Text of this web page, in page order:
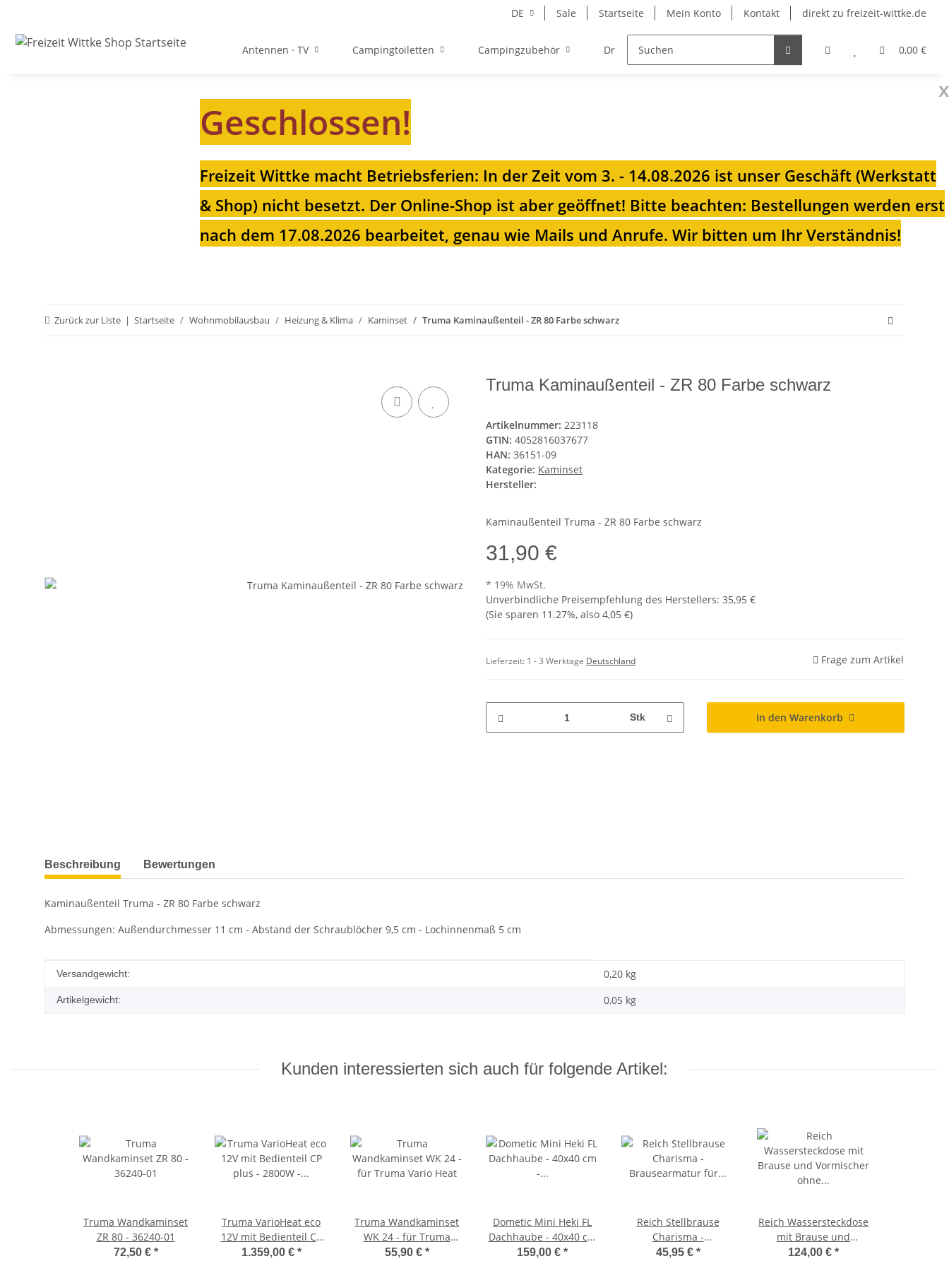
DE Sale Startseite Mein Konto Kontakt direkt zu freizeit-wittke.de
0,00 €
Antennen · TV Campingtoiletten Campingzubehör Drehkonsolen Heizungen für Ihren
x
Geschlossen!
Freizeit Wittke macht Betriebsferien: In der Zeit vom 3. - 14.08.2026 ist unser Geschäft (Werkstatt
& Shop) nicht besetzt. Der Online-Shop ist aber geöffnet! Bitte beachten: Bestellungen werden erst
nach dem 17.08.2026 bearbeitet, genau wie Mails und Anrufe. Wir bitten um Ihr Verständnis!
Zurück zur Liste Startseite Wohnmobilausbau Heizung & Klima Kaminset Truma Kaminaußenteil - ZR 80 Farbe schwarz
Truma Kaminaußenteil - ZR 80 Farbe schwarz
Artikelnummer: 223118
GTIN: 4052816037677
HAN: 36151-09
Kategorie: Kaminset
Hersteller:
Kaminaußenteil Truma - ZR 80 Farbe schwarz
31,90 €
* 19% MwSt.
Unverbindliche Preisempfehlung des Herstellers: 35,95 €
(Sie sparen 11.27%, also 4,05 €)
Lieferzeit: 1 - 3 Werktage Deutschland Frage zum Artikel
Stk In den Warenkorb
weitere Registerkarten anzeigen
Beschreibung Bewertungen
Kaminaußenteil Truma - ZR 80 Farbe schwarz
Abmessungen: Außendurchmesser 11 cm - Abstand der Schraublöcher 9,5 cm - Lochinnenmaß 5 cm
Produkteigenschaft
Wert
Versandgewicht: 0,20 kg
Artikelgewicht: 0,05 kg
Kunden interessierten sich auch für folgende Artikel:
Truma Wandkaminset
ZR 80 - 36240-01
72,50 € *
Truma VarioHeat eco
12V mit Bedienteil CP
plus - 2800W - 37401-
1.359,00 € *
Truma Wandkaminset
WK 24 - für Truma
Vario Heat
55,90 € *
Dometic Mini Heki FL
Dachhaube - 40x40 cm
- Dachstärke 43-60mm -
159,00 € *
Reich Stellbrause
Charisma -
Brausearmatur für
45,95 € *
Reich Wassersteckdose
mit Brause und
Vormischer ohne
124,00 € *